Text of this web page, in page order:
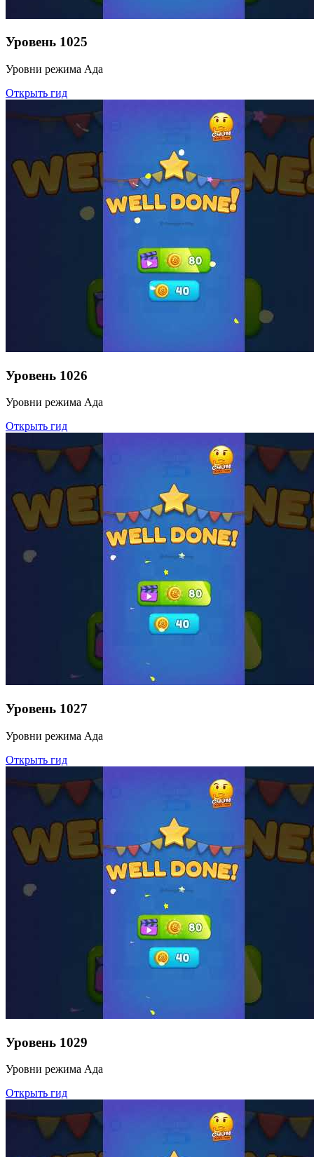
Уровень 1025
Уровни режима Ада
Открыть гид
Уровень 1026
Уровни режима Ада
Открыть гид
Уровень 1027
Уровни режима Ада
Открыть гид
Уровень 1029
Уровни режима Ада
Открыть гид